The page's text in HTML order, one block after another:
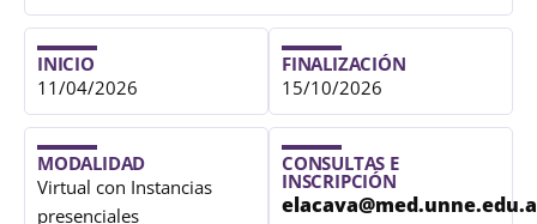
INICIO
11/04/2026
FINALIZACIÓN
15/10/2026
MODALIDAD
Virtual con Instancias
presenciales
CONSULTAS E
INSCRIPCIÓN